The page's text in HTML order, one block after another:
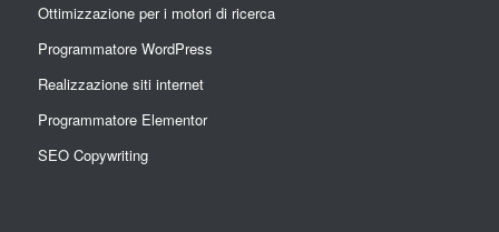
Ottimizzazione per i motori di ricerca
Programmatore WordPress
Realizzazione siti internet
Programmatore Elementor
SEO Copywriting